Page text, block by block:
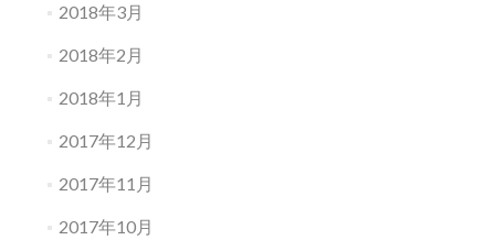
2018年3月
2018年2月
2018年1月
2017年12月
2017年11月
2017年10月